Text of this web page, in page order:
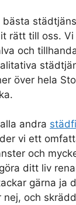
bästa
rätt till oss.
och
över hela
andra
vi ett
och
ditt liv
gärna ja
nej, och